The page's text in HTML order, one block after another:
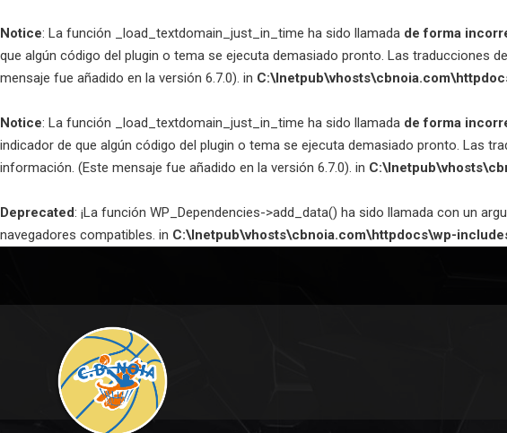
Notice: La función _load_textdomain_just_in_time ha sido llamada de forma
que algún código del plugin o tema se ejecuta demasiado pronto. Las traducciones
mensaje fue añadido en la versión 6.7.0). in
Notice: La función _load_textdomain_just_in_time ha sido llamada de forma
indicador de que algún código del plugin o tema se ejecuta demasiado pronto. Las
información. (Este mensaje fue añadido en la versión 6.7.0). in
Deprecated: ¡La función WP_Dependencies->add_data() ha sido llamada con un
navegadores compatibles. in C:\Inetpub\vhosts\cbnoia.com\httpdocs\wp-